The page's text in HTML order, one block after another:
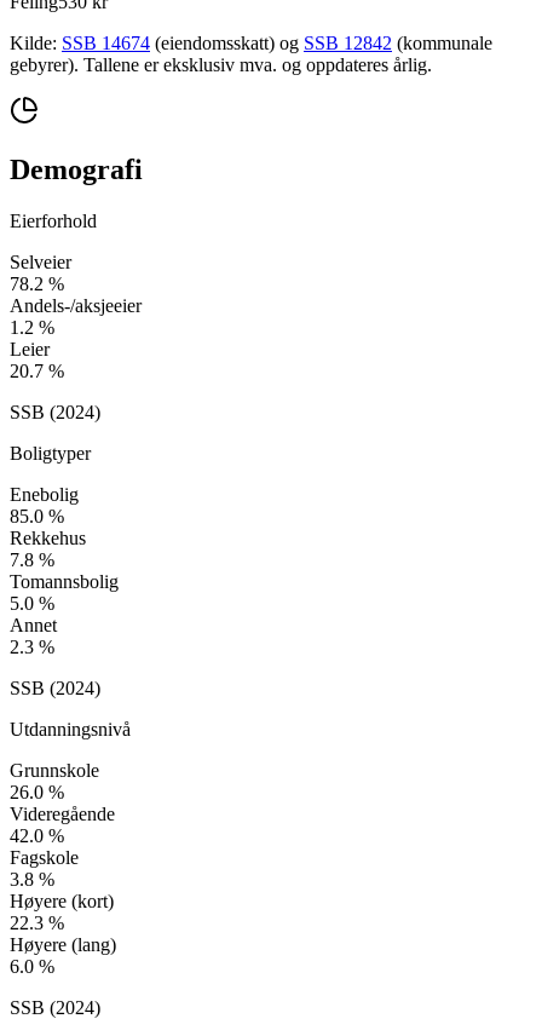
Kilde: SSB 14674 (eiendomsskatt) og SSB 12842 (kommunale
gebyrer). Tallene er eksklusiv mva. og oppdateres årlig.
Demografi
Eierforhold
Selveier
78.2 %
Andels-/aksjeeier
1.2 %
Leier
20.7 %
SSB (2024)
Boligtyper
Enebolig
85.0 %
Rekkehus
7.8 %
Tomannsbolig
5.0 %
Annet
2.3 %
SSB (2024)
Utdanningsnivå
Grunnskole
26.0 %
Videregående
42.0 %
Fagskole
3.8 %
Høyere (kort)
22.3 %
Høyere (lang)
6.0 %
SSB (2024)